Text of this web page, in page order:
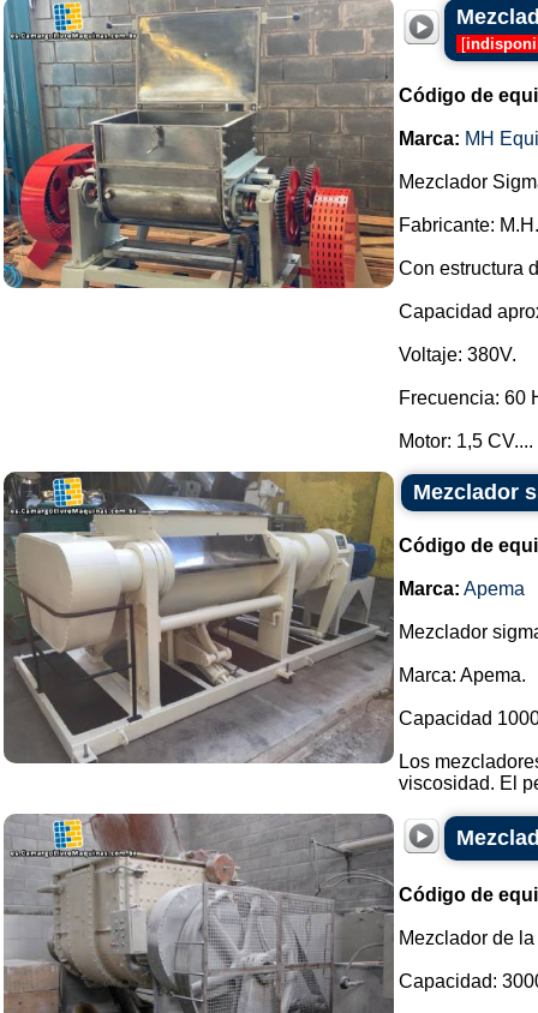
[
Código de
Marca: MH
Mezclador
Fabricante:
Con estructura
Capacidad
Voltaje: 380V.
Frecuencia: 60
Motor: 1,5 CV....
Mezclador
Código de
Marca: Apema
Mezclador
Marca: Apema.
Capacidad
Los
viscosidad. El
Código de
Mezclador de
Capacidad: